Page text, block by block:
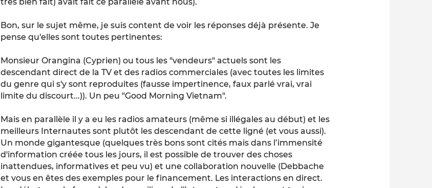
Bon, sur le sujet même, je suis content de voir les réponses déjà présente. Je
pense qu'elles sont toutes pertinentes:
Monsieur Orangina (Cyprien) ou tous les "vendeurs" actuels sont les
descendant direct de la TV et des radios commerciales (avec toutes les limites
du genre qui s'y sont reproduites (fausse impertinence, faux parlé vrai, vrai
limite du discourt...)). Un peu "Good Morning Vietnam".
Mais en parallèle il y a eu les radios amateurs (même si illégales au début) et les
meilleurs Internautes sont plutôt les descendant de cette ligné (et vous aussi).
Un monde gigantesque (quelques très bons sont cités mais dans l’immensité
d'information créée tous les jours, il est possible de trouver des choses
inattendues, informatives et peu vu) et une collaboration nouvelle (Debbache
et vous en êtes des exemples pour le financement. Les interactions en direct.